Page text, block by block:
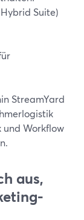
Suite)
StreamYard
und Workflow
aus,